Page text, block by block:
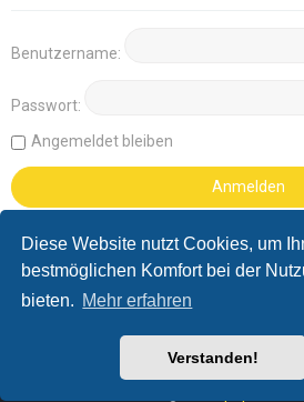
Diese Website nutzt Cookies, um
bestmöglichen Komfort bei der
bieten. Mehr erfahren
Verstanden!
Benutzername:
Passwort:
Angemeldet bleiben
phpBB™